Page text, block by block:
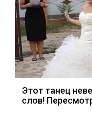
Этот танец
слов!